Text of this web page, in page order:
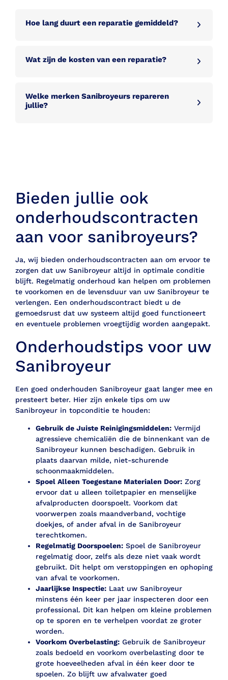
Hoe lang duurt een reparatie gemiddeld?
Wat zijn de kosten van een reparatie?
Welke merken Sanibroyeurs repareren
jullie?
Bieden jullie ook
onderhoudscontracten
aan voor sanibroyeurs?
Ja, wij bieden onderhoudscontracten aan om ervoor te
zorgen dat uw Sanibroyeur altijd in optimale conditie
blijft. Regelmatig onderhoud kan helpen om problemen
te voorkomen en de levensduur van uw Sanibroyeur te
verlengen. Een onderhoudscontract biedt u de
gemoedsrust dat uw systeem altijd goed functioneert
en eventuele problemen vroegtijdig worden aangepakt.
Onderhoudstips voor uw
Sanibroyeur
Een goed onderhouden Sanibroyeur gaat langer mee en
presteert beter. Hier zijn enkele tips om uw
Sanibroyeur in topconditie te houden:
Gebruik de Juiste Reinigingsmiddelen: Vermijd
agressieve chemicaliën die de binnenkant van de
Sanibroyeur kunnen beschadigen. Gebruik in
plaats daarvan milde, niet-schurende
schoonmaakmiddelen.
Spoel Alleen Toegestane Materialen Door: Zorg
ervoor dat u alleen toiletpapier en menselijke
afvalproducten doorspoelt. Voorkom dat
voorwerpen zoals maandverband, vochtige
doekjes, of ander afval in de Sanibroyeur
terechtkomen.
Regelmatig Doorspoelen: Spoel de Sanibroyeur
regelmatig door, zelfs als deze niet vaak wordt
gebruikt. Dit helpt om verstoppingen en ophoping
van afval te voorkomen.
Jaarlijkse Inspectie: Laat uw Sanibroyeur
minstens één keer per jaar inspecteren door een
professional. Dit kan helpen om kleine problemen
op te sporen en te verhelpen voordat ze groter
worden.
Voorkom Overbelasting: Gebruik de Sanibroyeur
zoals bedoeld en voorkom overbelasting door te
grote hoeveelheden afval in één keer door te
spoelen. Zo blijft uw afvalwater goed